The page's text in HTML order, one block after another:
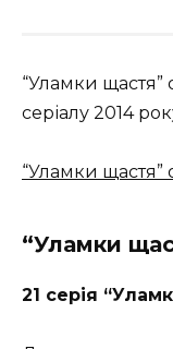
“Уламки щастя”
серіалу 2014
“Уламки щастя”
“Уламки
21 серія